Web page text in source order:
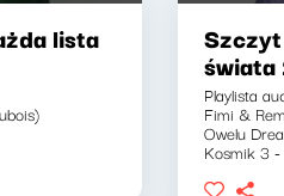
lista
Playlista
Fimi &
Owelu
Kosmik 3